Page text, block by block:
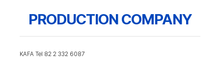
PRODUCTION COMPANY
KAFA Tel 82 2 332 6087